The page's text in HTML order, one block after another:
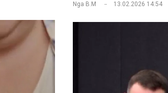
Nga B.M 13.02.2026 14:54